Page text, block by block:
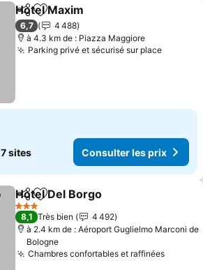
PartagerAjouter à mes favoris
Hotel Maxim
6,7
4 488
à 4.3 km de : Piazza Maggiore
Parking privé et sécurisé sur place
7 sites Consulter les prix
PartagerAjouter à mes favoris
Hotel Del Borgo
3 Étoiles
8,1 Très bien
4 492
à 2.4 km de : Aéroport Guglielmo Marconi de
Bologne
Chambres confortables et raffinées